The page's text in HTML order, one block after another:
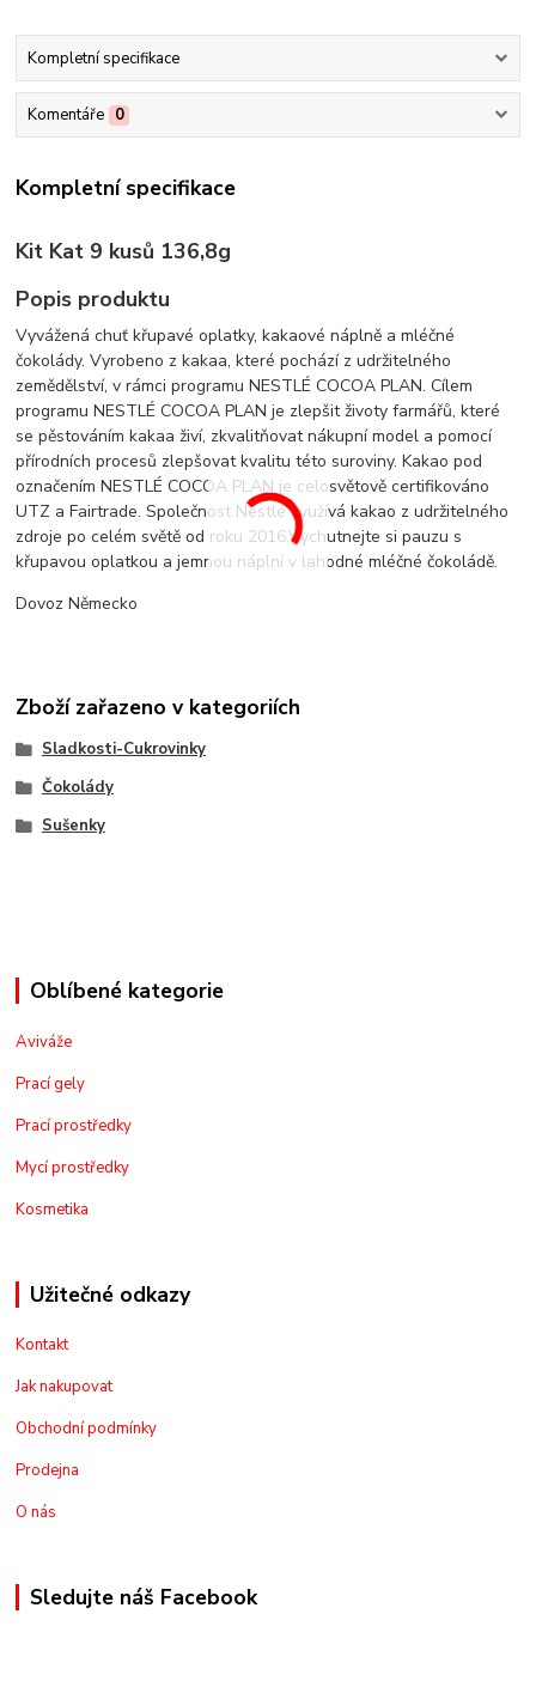
Kompletní specifikace
Komentáře 0
Kompletní specifikace
Kit Kat 9 kusů 136,8g
Popis produktu
Vyvážená chuť křupavé oplatky, kakaové náplně a mléčné
čokolády. Vyrobeno z kakaa, které pochází z udržitelného
zemědělství, v rámci programu NESTLÉ COCOA PLAN. Cílem
programu NESTLÉ COCOA PLAN je zlepšit životy farmářů, které
se pěstováním kakaa živí, zkvalitňovat nákupní model a pomocí
přírodních procesů zlepšovat kvalitu této suroviny. Kakao pod
označením NESTLÉ COCOA PLAN je celosvětově certifikováno
UTZ a Fairtrade. Společnost Nestlé využívá kakao z udržitelného
zdroje po celém světě od roku 2016.Vychutnejte si pauzu s
křupavou oplatkou a jemnou náplní v lahodné mléčné čokoládě.
Dovoz Německo
Zboží zařazeno v kategoriích
Sladkosti-Cukrovinky
Čokolády
Sušenky
Oblíbené kategorie
Aviváže
Prací gely
Prací prostředky
Mycí prostředky
Kosmetika
Užitečné odkazy
Kontakt
Jak nakupovat
Obchodní podmínky
Prodejna
O nás
Sledujte náš Facebook